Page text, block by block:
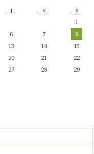
J V S
1
6 7
8
13 14
15
20 21
22
27 28
29